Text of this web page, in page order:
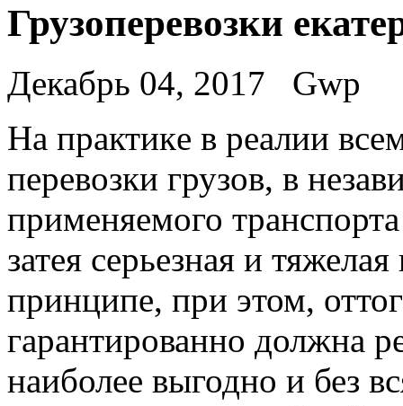
Грузоперевозки
Декабрь 04, 2017
Gwp
Нa прaктикe в реалии
перевозки грузов, в
применяемого
затея серьезная и
принципе, при этом,
гарантированно должна
наиболее выгодно и без